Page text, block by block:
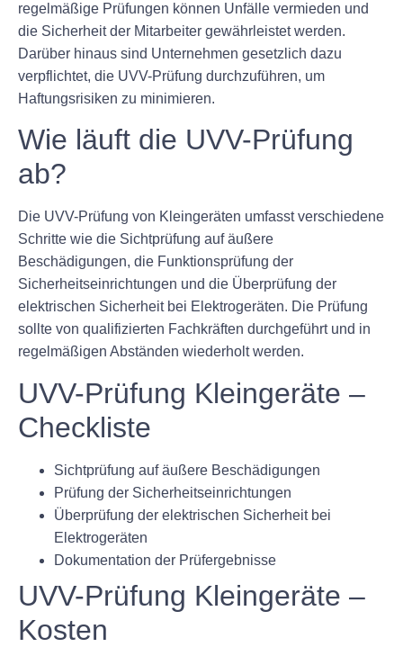
regelmäßige Prüfungen können Unfälle vermieden und
die Sicherheit der Mitarbeiter gewährleistet werden.
Darüber hinaus sind Unternehmen gesetzlich dazu
verpflichtet, die UVV-Prüfung durchzuführen, um
Haftungsrisiken zu minimieren.
Wie läuft die UVV-Prüfung
ab?
Die UVV-Prüfung von Kleingeräten umfasst verschiedene
Schritte wie die Sichtprüfung auf äußere
Beschädigungen, die Funktionsprüfung der
Sicherheitseinrichtungen und die Überprüfung der
elektrischen Sicherheit bei Elektrogeräten. Die Prüfung
sollte von qualifizierten Fachkräften durchgeführt und in
regelmäßigen Abständen wiederholt werden.
UVV-Prüfung Kleingeräte –
Checkliste
Sichtprüfung auf äußere Beschädigungen
Prüfung der Sicherheitseinrichtungen
Überprüfung der elektrischen Sicherheit bei
Elektrogeräten
Dokumentation der Prüfergebnisse
UVV-Prüfung Kleingeräte –
Kosten